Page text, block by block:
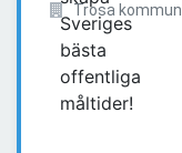
Trosa kommun